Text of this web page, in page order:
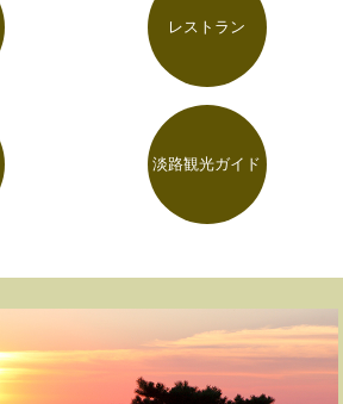
レストラン
淡路観光ガイド